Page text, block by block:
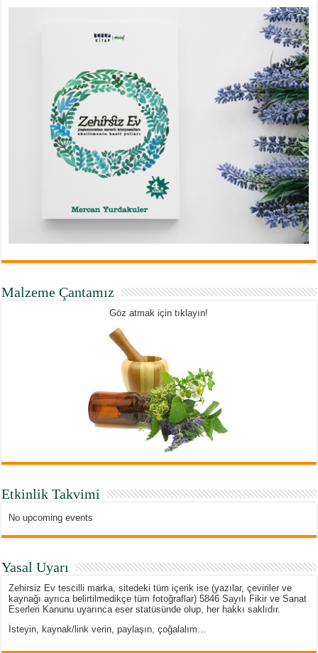
Malzeme Çantamız
Göz atmak için tıklayın!
Etkinlik Takvimi
No upcoming events
Yasal Uyarı
Zehirsiz Ev tescilli marka, sitedeki tüm içerik ise (yazılar, çeviriler ve
kaynağı ayrıca belirtilmedikçe tüm fotoğraflar) 5846 Sayılı Fikir ve Sanat
Eserleri Kanunu uyarınca eser statüsünde olup, her hakkı saklıdır.
İsteyin, kaynak/link verin, paylaşın, çoğalalım…